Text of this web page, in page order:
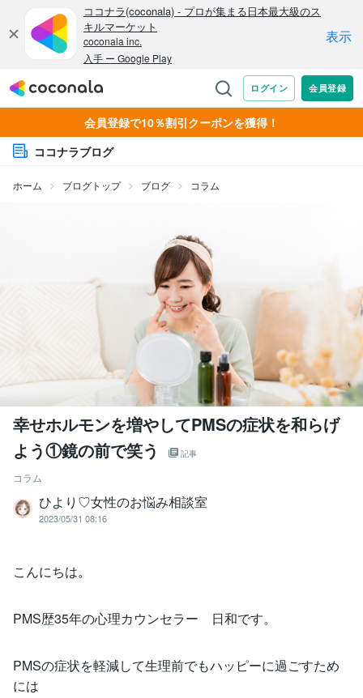
会員登録で10％割引クーポンを獲得！
ココナラブログ
ホーム ブログトップ ブログ コラム
幸せホルモンを増やしてPMSの症状を和らげ
よう①鏡の前で笑う
記事
コラム
ひより♡女性のお悩み相談室
2023/05/31 08:16
こんにちは。
PMS歴35年の心理カウンセラー 日和です。
PMSの症状を軽減して生理前でもハッピーに過ごすため
には